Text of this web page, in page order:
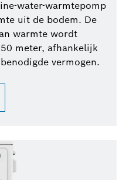
water-warmtepomp
uit de bodem. De
warmte wordt
meter, afhankelijk
vermogen.